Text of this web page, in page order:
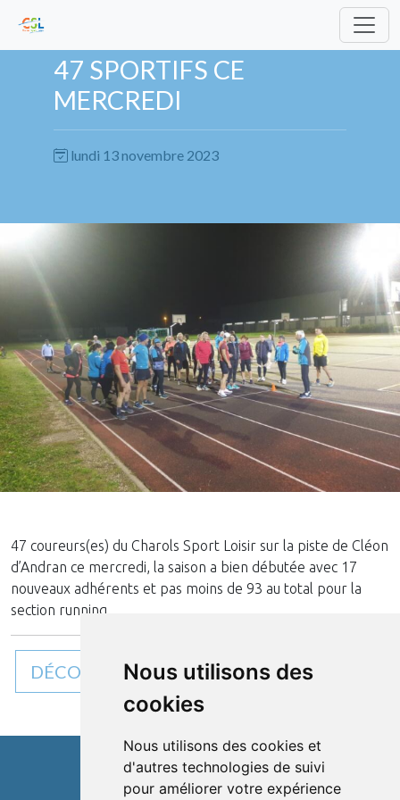
Nous utilisons des
cookies
Nous utilisons des cookies et
d'autres technologies de suivi
pour améliorer votre expérience
47 SPORTIFS CE
MERCREDI
lundi 13 novembre 2023
47 coureurs(es) du Charols Sport Loisir sur la piste de Cléon
d’Andran ce mercredi, la saison a bien débutée avec 17
nouveaux adhérents et pas moins de 93 au total pour la
section running.
DÉCOUVREZ TOUTES NOS ACTUALITÉS
Cléon d'Andran